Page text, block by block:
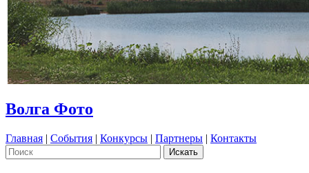
Волга Фото
Главная | События | Конкурсы | Партнеры | Контакты